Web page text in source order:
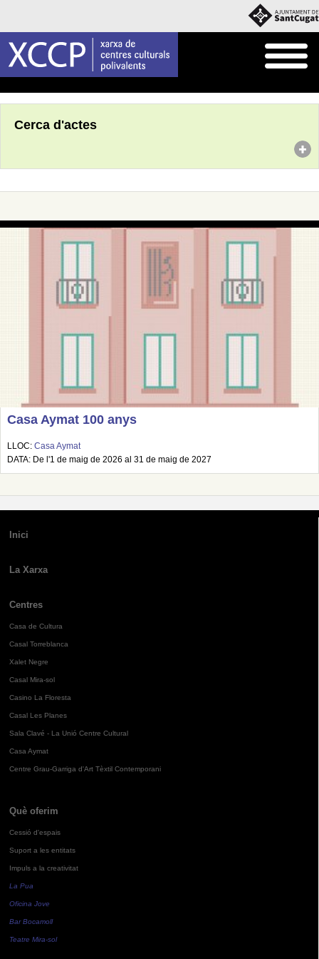
Cerca d'actes
Casa Aymat 100 anys
LLOC: Casa Aymat
DATA: De l'1 de maig de 2026 al 31 de maig de 2027
Inici
La Xarxa
Centres
Casa de Cultura
Casal Torreblanca
Xalet Negre
Casal Mira-sol
Casino La Floresta
Casal Les Planes
Sala Clavé - La Unió Centre Cultural
Casa Aymat
Centre Grau-Garriga d'Art Tèxtil Contemporani
Què oferim
Cessió d'espais
Suport a les entitats
Impuls a la creativitat
La Pua
Oficina Jove
Bar Bocamoll
Teatre Mira-sol